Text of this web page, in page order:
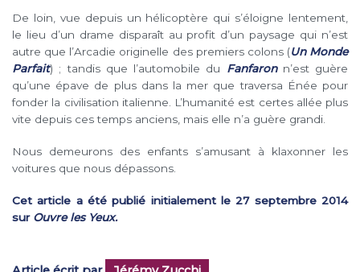
De loin, vue depuis un hélicoptère qui s’éloigne lentement,
le lieu d’un drame disparaît au profit d’un paysage qui n’est
autre que l’Arcadie originelle des premiers colons (Un Monde
Parfait) ; tandis que l’automobile du Fanfaronn’est guère
qu’une épave de plus dans la mer que traversa Énée pour
fonder la civilisation italienne. L’humanité est certes allée plus
vite depuis ces temps anciens, mais elle n’a guère grandi.
Nous demeurons des enfants s’amusant à klaxonner les
voitures que nous dépassons.
Cet article a été publié initialement le 27 septembre 2014
sur Ouvre les Yeux.